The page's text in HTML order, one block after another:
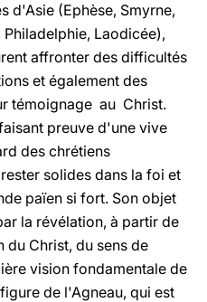
d'Asie (Ephèse, Smyrne,
Laodicée),
affronter des difficultés
et également des
témoignage au Christ.
preuve d'une vive
des chrétiens
solides dans la foi et
païen si fort. Son objet
la révélation, à partir de
du Christ, du sens de
vision fondamentale de
de l'Agneau, qui est